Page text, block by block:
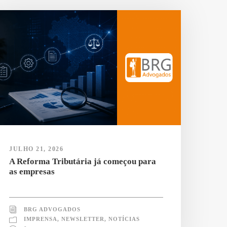
JULHO 21, 2026
A Reforma Tributária já começou para
as empresas
BRG ADVOGADOS
IMPRENSA, NEWSLETTER, NOTÍCIAS